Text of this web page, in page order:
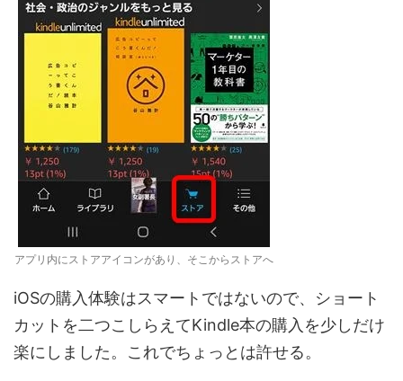
アプリ内にストアアイコンがあり、そこからストアへ
iOSの購入体験はスマートではないので、ショート
カットを二つこしらえてKindle本の購入を少しだけ
楽にしました。これでちょっとは許せる。